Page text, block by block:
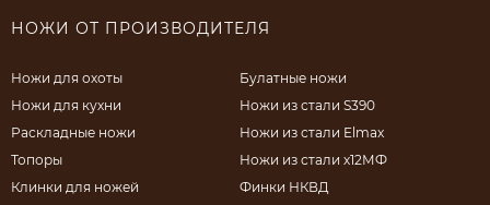
НОЖИ ОТ ПРОИЗВОДИТЕЛЯ
Ножи для охоты
Ножи для кухни
Раскладные ножи
Топоры
Клинки для ножей
Булатные ножи
Ножи из стали S390
Ножи из стали Elmax
Ножи из стали х12МФ
Финки НКВД